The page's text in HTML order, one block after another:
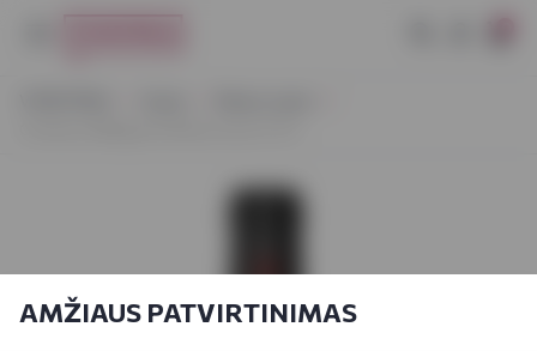
AMŽIAUS PATVIRTINIMAS